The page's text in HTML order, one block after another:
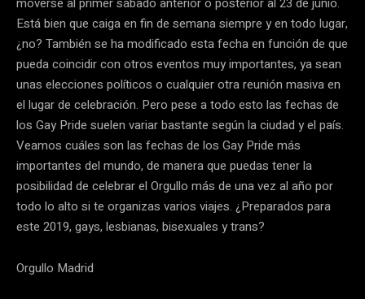
Está bien que caiga en fin de semana siempre y en todo lugar,
¿no? También se ha modificado esta fecha en función de que
pueda coincidir con otros eventos muy importantes, ya sean
unas elecciones políticos o cualquier otra reunión masiva en
el lugar de celebración. Pero pese a todo esto las fechas de
los Gay Pride suelen variar bastante según la ciudad y el país.
Veamos cuáles son las fechas de los Gay Pride más
importantes del mundo, de manera que puedas tener la
posibilidad de celebrar el Orgullo más de una vez al año por
todo lo alto si te organizas varios viajes. ¿Preparados para
este 2019, gays, lesbianas, bisexuales y trans?
Orgullo Madrid